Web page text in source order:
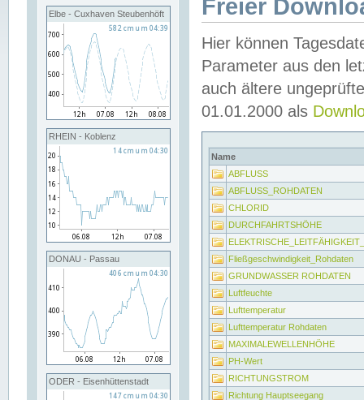
Elbe - Cuxhaven Steubenhöft
RHEIN - Koblenz
DONAU - Passau
ODER - Eisenhüttenstadt
Freier
Hier können
Parameter aus den
auch ältere
01.01.2000 als
Name
ABFLUSS
ABFLUSS_ROHDATEN
CHLORID
DURCHFAHRTSHÖHE
Fließgeschwindigkeit_Rohdaten
GRUNDWASSER ROHDATEN
Luftfeuchte
Lufttemperatur
Lufttemperatur Rohdaten
MAXIMALEWELLENHÖHE
PH-Wert
RICHTUNGSTROM
Richtung Hauptseegang